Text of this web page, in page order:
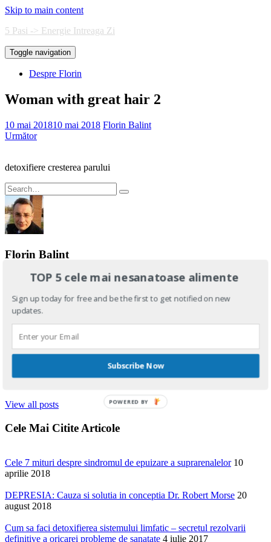
Skip to main content
5 Pasi -> Energie Intreaga Zi
Toggle navigation
Despre Florin
Woman with great hair 2
10 mai 201810 mai 2018 Florin Balint
Următor
detoxifiere cresterea parului
Search
for:
Florin Balint
Acest site este despre calatoria mea in vindecarea personala si
Este rodul a tot ceea am invatat in cei peste 30 de ani de cand ma
Conceptia mea se bazeaza pe metoda de vindecare a Dr. Robert
Morse, care are peste 45 de ani de experienta clinica si o rata de
View all posts
Cele Mai Citite Articole
Cele 7 mituri despre sindromul de epuizare a suprarenalelor 10
aprilie 2018
DEPRESIA: Cauza si solutia in conceptia Dr. Robert Morse 20
august 2018
Cum sa faci detoxifierea sistemului limfatic – secretul rezolvarii
definitive a oricarei probleme de sanatate 4 iulie 2017
TOP 5 cele mai nesanatoase alimente
Sign up today for free and be the first to get notified on new
updates.
Subscribe Now
POWERED BY